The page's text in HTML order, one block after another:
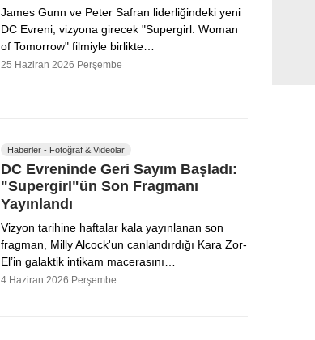
James Gunn ve Peter Safran liderliğindeki yeni
DC Evreni, vizyona girecek "Supergirl: Woman
of Tomorrow" filmiyle birlikte…
25 Haziran 2026 Perşembe
Haberler - Fotoğraf & Videolar
DC Evreninde Geri Sayım Başladı:
"Supergirl"ün Son Fragmanı
Yayınlandı
Vizyon tarihine haftalar kala yayınlanan son
fragman, Milly Alcock'un canlandırdığı Kara Zor-
El’in galaktik intikam macerasını…
4 Haziran 2026 Perşembe